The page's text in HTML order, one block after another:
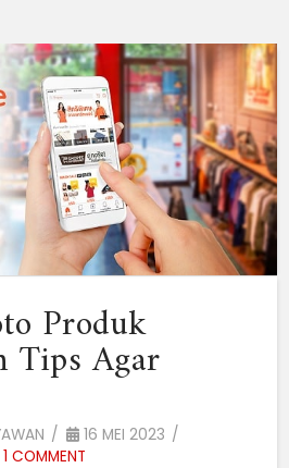
Produk
Tips Agar
16 MEI 2023
1 COMMENT